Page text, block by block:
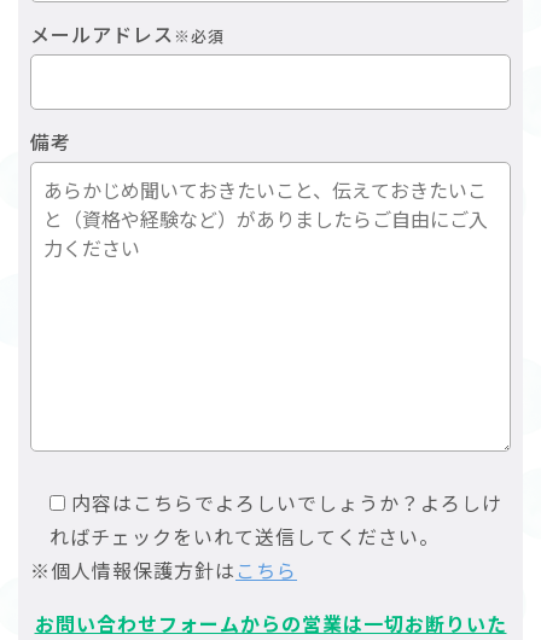
メールアドレス ※必須
備考
内容はこちらでよろしいでしょうか？よろしけ
ればチェックをいれて送信してください。
※個人情報保護方針は こちら
お問い合わせフォームからの営業は一切お断りいた